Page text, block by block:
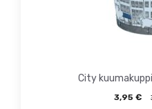
City
3,95 €